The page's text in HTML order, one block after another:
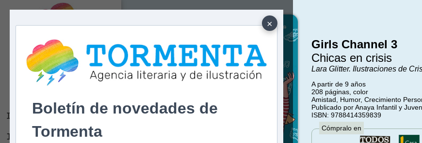
×
Boletín de novedades de
Tormenta
Tormenta
Agencia literaria
Libros
Ilustradores
Girls Channel 3
Chicas en crisis
Lara Glitter. Ilustraciones de
A partir de 9 años
208 páginas, color
Amistad, Humor, Crecimiento
Publicado por Anaya Infantil y
ISBN: 9788414359839
Cómpralo en